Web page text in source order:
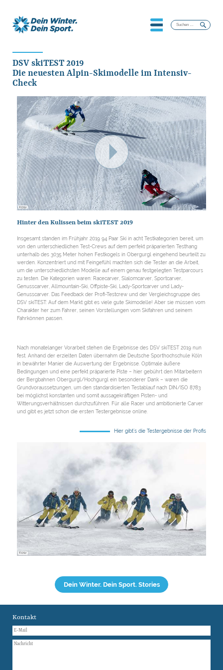
Suchen
nach:
DSV skiTEST 2019
Die neuesten Alpin-Skimodelle im Intensiv-
Check
© DSV
Hinter den Kulissen beim skiTEST 2019
Insgesamt standen im Frühjahr 2019 94 Paar Ski in acht Testkategorien bereit, um
von den unterschiedlichen Test-Crews auf dem perfekt präparierten Testhang
unterhalb des 3035 Meter hohen Festkogels in Obergurgl eingehend beurteilt zu
werden. Konzentriert und mit Feingefühl machten sich die Tester an die Arbeit,
um die unterschiedlichsten Modelle auf einem genau festgelegten Testparcours
zu testen. Die Kategorien waren: Racecarver, Slalomcarver, Sportcarver,
Genusscarver, Allmountain-Ski, Offpiste-Ski, Lady-Sportcarver und Lady-
Genusscarver. Das Feedback der Profi-Testcrew und der Vergleichsgruppe des
DSV skiTEST: Auf dem Markt gibt es viele gute Skimodelle! Aber sie müssen vom
Charakter her zum Fahrer, seinen Vorstellungen vom Skifahren und seinem
Fahrkönnen passen.
Nach monatelanger Vorarbeit stehen die Ergebnisse des DSV skiTEST 2019 nun
fest. Anhand der erzielten Daten übernahm die Deutsche Sporthochschule Köln
in bewährter Manier die Auswertung der Ergebnisse. Optimale äußere
Bedingungen und eine perfekt präparierte Piste – hier gebührt den Mitarbeitern
der Bergbahnen Obergurgl/Hochgurgl ein besonderer Dank – waren die
Grundvoraussetzungen, um den standardisierten Testablauf nach DIN/ISO 8783
bei möglichst konstanten und somit aussagekräftigen Pisten- und
Witterungsverhältnissen durchzuführen. Für alle Racer und ambitionierte Carver
und gibt es jetzt schon die ersten Testergebnisse online.
Hier gibt´s die Testergebnisse der Profis
© DSV
Dein Winter. Dein Sport. Stories
Kontakt